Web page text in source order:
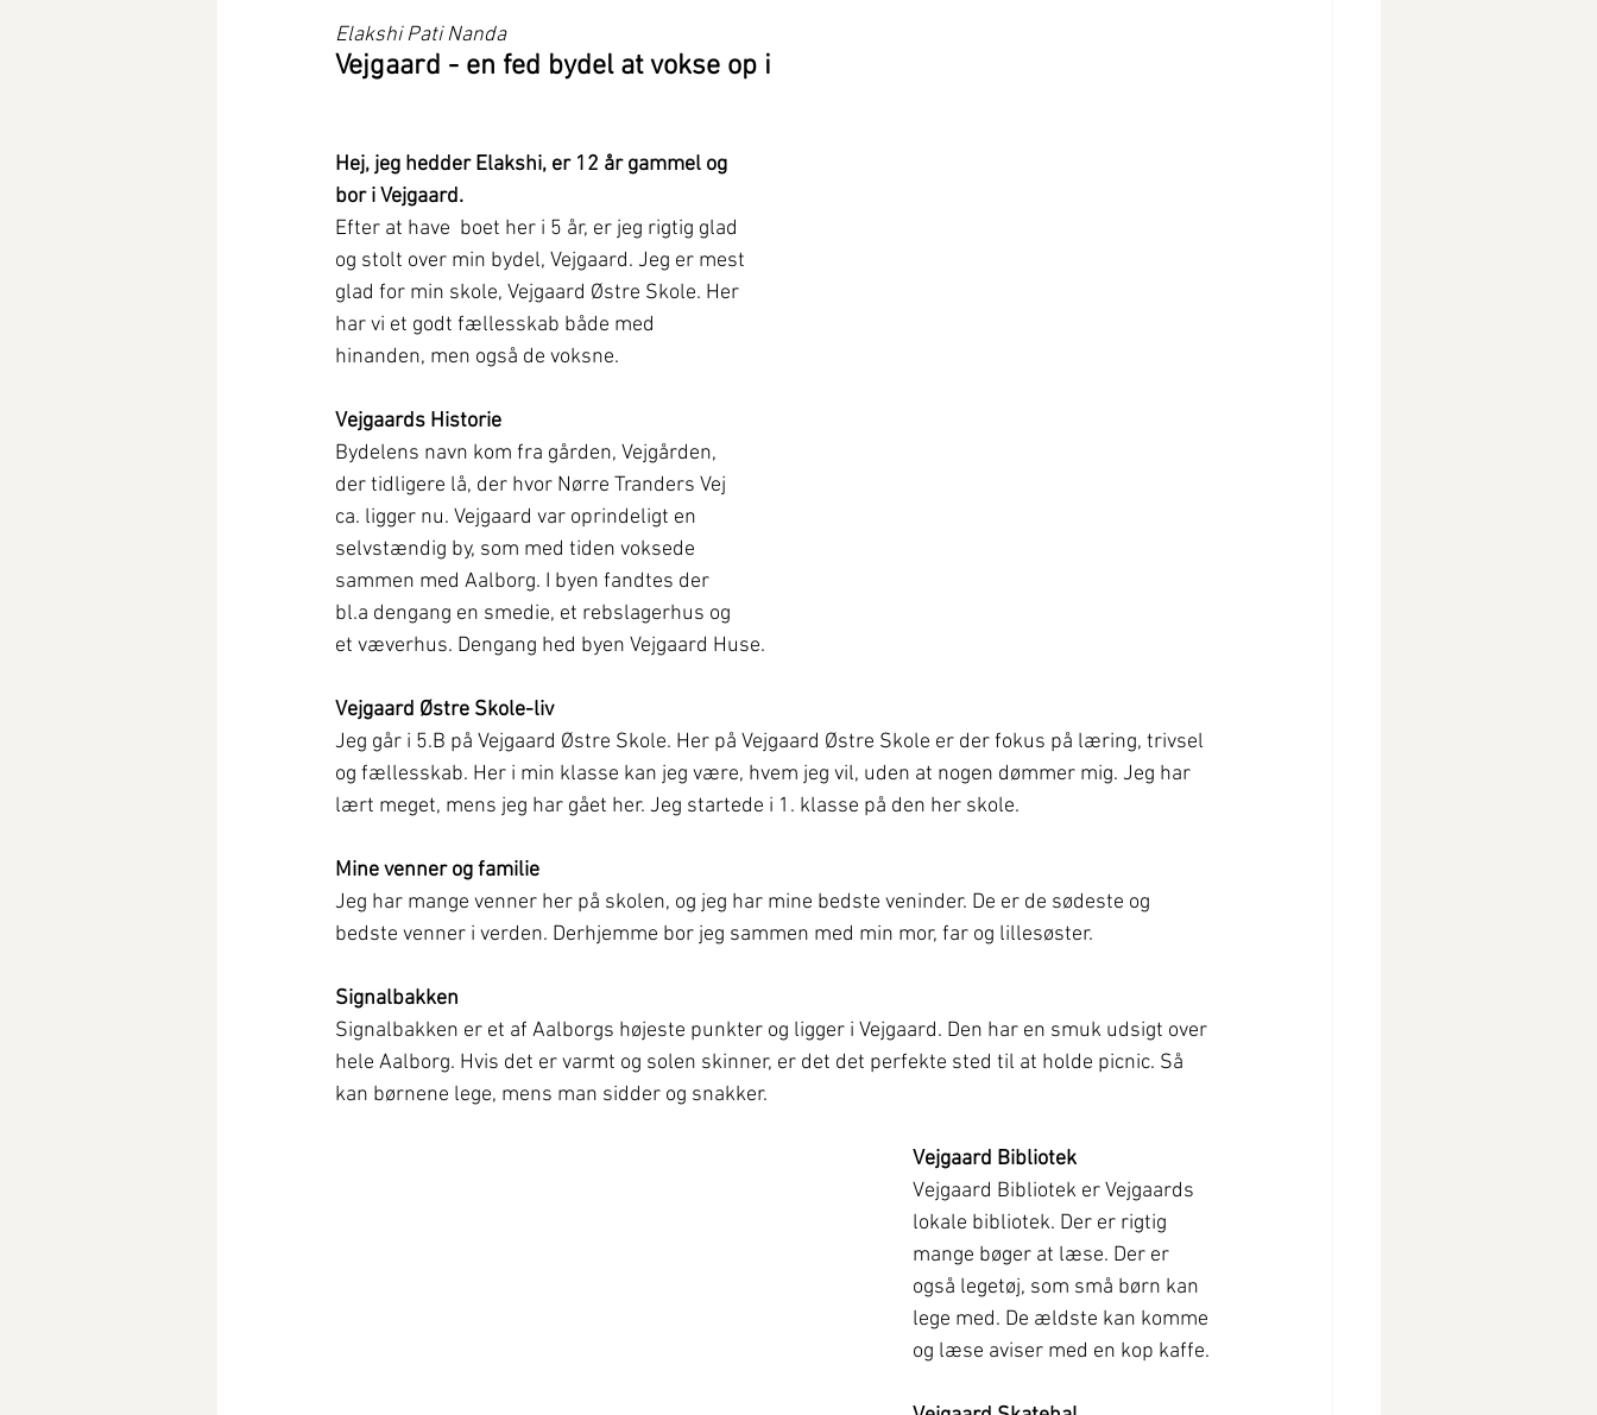
Elakshi Pati Nanda
Vejgaard - en fed bydel at vokse op i
Hej, jeg hedder Elakshi, er 12 år gammel og
bor i Vejgaard.
Efter at have  boet her i 5 år, er jeg rigtig glad
og stolt over min bydel, Vejgaard. Jeg er mest
glad for min skole, Vejgaard Østre Skole. Her
har vi et godt fællesskab både med
hinanden, men også de voksne.
Vejgaards Historie
Bydelens navn kom fra gården, Vejgården,
der tidligere lå, der hvor Nørre Tranders Vej
ca. ligger nu. Vejgaard var oprindeligt en
selvstændig by, som med tiden voksede
sammen med Aalborg. I byen fandtes der
bl.a dengang en smedie, et rebslagerhus og
et væverhus. Dengang hed byen Vejgaard Huse.
Vejgaard Østre Skole-liv
Jeg går i 5.B på Vejgaard Østre Skole. Her på Vejgaard Østre Skole er der fokus på læring, trivsel
og fællesskab. Her i min klasse kan jeg være, hvem jeg vil, uden at nogen dømmer mig. Jeg har
lært meget, mens jeg har gået her. Jeg startede i 1. klasse på den her skole.
Mine venner og familie
Jeg har mange venner her på skolen, og jeg har mine bedste veninder. De er de sødeste og
bedste venner i verden. Derhjemme bor jeg sammen med min mor, far og lillesøster.
Signalbakken
Signalbakken er et af Aalborgs højeste punkter og ligger i Vejgaard. Den har en smuk udsigt over
hele Aalborg. Hvis det er varmt og solen skinner, er det det perfekte sted til at holde picnic. Så
kan børnene lege, mens man sidder og snakker.
Vejgaard Bibliotek
Vejgaard Bibliotek er Vejgaards
lokale bibliotek. Der er rigtig
mange bøger at læse. Der er
også legetøj, som små børn kan
lege med. De ældste kan komme
og læse aviser med en kop kaffe.